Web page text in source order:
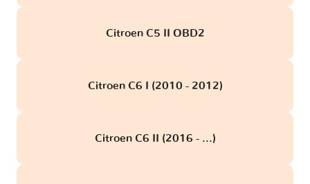
Citroen C5 II OBD2
Citroen C6 I (2010 - 2012)
Citroen C6 II (2016 - ...)